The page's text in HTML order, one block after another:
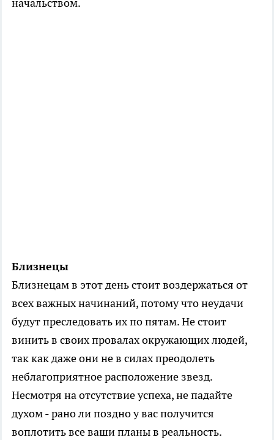
начальством.
Близнецы
Близнецам в этот день стоит воздержаться от
всех важных начинаний, потому что неудачи
будут преследовать их по пятам. Не стоит
винить в своих провалах окружающих людей,
так как даже они не в силах преодолеть
неблагоприятное расположение звезд.
Несмотря на отсутствие успеха, не падайте
духом - рано ли поздно у вас получится
воплотить все ваши планы в реальность.